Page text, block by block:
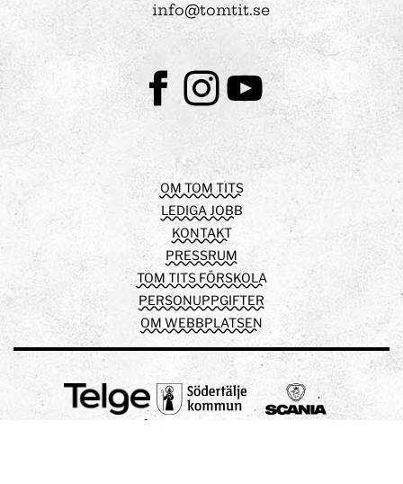
info@tomtit.se
FacebookInstagram
Youtube
OM TOM TITS
LEDIGA JOBB
KONTAKT
PRESSRUM
TOM TITS FÖRSKOLA
PERSONUPPGIFTER
OM WEBBPLATSEN